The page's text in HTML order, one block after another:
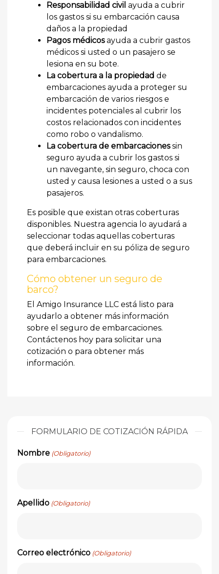
Responsabilidad civil ayuda a cubrir
los gastos si su embarcación causa
daños a la propiedad
Pagos médicosayuda a cubrir gastos
médicos si usted o un pasajero se
lesiona en su bote.
La cobertura a la propiedad de
embarcaciones ayuda a proteger su
embarcación de varios riesgos e
incidentes potenciales al cubrir los
costos relacionados con incidentes
como robo o vandalismo.
La cobertura de embarcacionessin
seguro ayuda a cubrir los gastos si
un navegante, sin seguro, choca con
usted y causa lesiones a usted o a sus
pasajeros.
Es posible que existan otras coberturas
disponibles. Nuestra agencia lo ayudará a
seleccionar todas aquellas coberturas
que deberá incluir en su póliza de seguro
para embarcaciones.
Cómo obtener un seguro de
barco?
El Amigo Insurance LLC está listo para
ayudarlo a obtener más información
sobre el seguro de embarcaciones.
Contáctenos hoy para solicitar una
cotización o para obtener más
información.
FORMULARIO DE COTIZACIÓN RÁPIDA
Nombre (Obligatorio)
Apellido (Obligatorio)
Correo electrónico (Obligatorio)